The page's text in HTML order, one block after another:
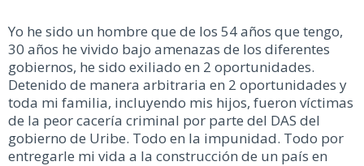
Yo he sido un hombre que de los 54 años que tengo,
30 años he vivido bajo amenazas de los diferentes
gobiernos, he sido exiliado en 2 oportunidades.
Detenido de manera arbitraria en 2 oportunidades y
toda mi familia, incluyendo mis hijos, fueron víctimas
de la peor cacería criminal por parte del DAS del
gobierno de Uribe. Todo en la impunidad. Todo por
entregarle mi vida a la construcción de un país en